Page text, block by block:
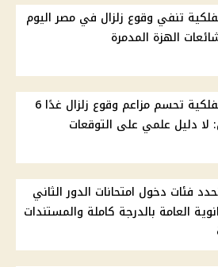
تنفي وقوع زلزال في مصر اليوم
الهزة المدمرة
البحوث الفلكية تحسم مزاعم وقوع زلزال غدًا 6
دليل علمي على التوقعات
فئات دخول امتحانات الدور الثاني
للثانوية العامة بالدرجة كاملة والمستندات